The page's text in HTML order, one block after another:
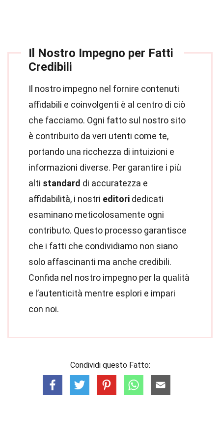
Il Nostro Impegno per Fatti
Credibili
Il nostro impegno nel fornire contenuti
affidabili e coinvolgenti è al centro di ciò
che facciamo. Ogni fatto sul nostro sito
è contribuito da veri utenti come te,
portando una ricchezza di intuizioni e
informazioni diverse. Per garantire i più
alti standard di accuratezza e
affidabilità, i nostri editori dedicati
esaminano meticolosamente ogni
contributo. Questo processo garantisce
che i fatti che condividiamo non siano
solo affascinanti ma anche credibili.
Confida nel nostro impegno per la qualità
e l’autenticità mentre esplori e impari
con noi.
Condividi questo Fatto: